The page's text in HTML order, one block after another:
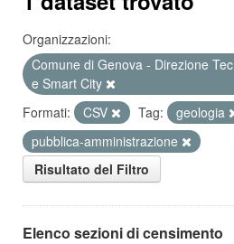
Organizzazioni:
Comune di Genova - Direzione
e Smart City
Formati:
CSV Tag:
geologia
pubblica-amministrazione
Risultato del Filtro
Elenco sezioni di censimento